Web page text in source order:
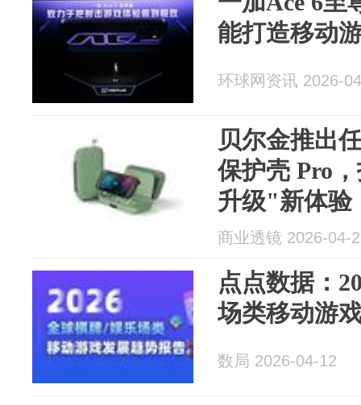
能打造移动
环球网资讯 2026-
贝尔金推出
保护壳 Pro
升级"新体验
商业透镜 2026-04-
点点数据：
场类移动游
数局 2026-04-12